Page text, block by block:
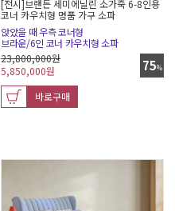
[전시]브랜든 세미에닐린 소가죽 6-8인용
코너 카우치형 명품 가구 소파
앉았을 때 우측 코너형
브라운/6인 코너 카우치형 소파
75%
23,800,000원
5,850,000원
바로구매